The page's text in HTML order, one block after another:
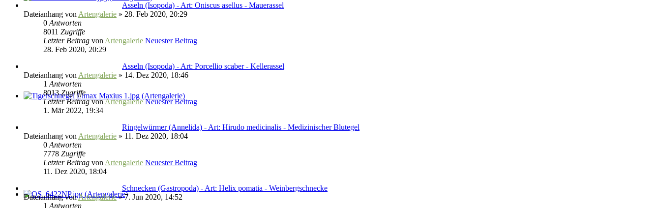
Asseln (Isopoda) - Art: Oniscus asellus - Mauerassel
Dateianhang von Artengalerie » 28. Feb 2020, 20:29
0 Antworten
8011 Zugriffe
Letzter Beitrag von Artengalerie Neuester Beitrag
28. Feb 2020, 20:29
Asseln (Isopoda) - Art: Porcellio scaber - Kellerassel
Dateianhang von Artengalerie » 14. Dez 2020, 18:46
1 Antworten
8013Zugriffe
Letzter BeitragvonArtengalerie Neuester Beitrag
1. Mär 2022, 19:34
Ringelwürmer (Annelida) - Art: Hirudo medicinalis - Medizinischer Blutegel
Dateianhang von Artengalerie » 11. Dez 2020, 18:04
0 Antworten
7778 Zugriffe
Letzter Beitrag von Artengalerie Neuester Beitrag
11. Dez 2020, 18:04
Schnecken (Gastropoda) - Art: Helix pomatia - Weinbergschnecke
DateianhangvonArtengalerie» 7. Jun 2020, 14:52
1 Antworten